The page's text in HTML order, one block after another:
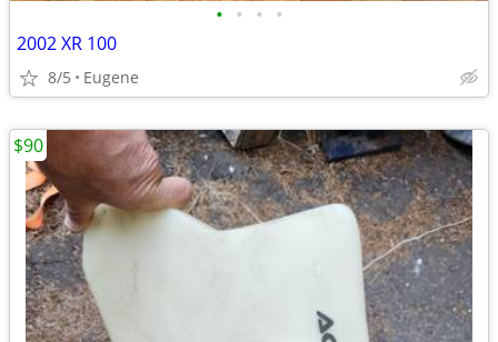
• • • •
2002 XR 100
8/5 Eugene
$90